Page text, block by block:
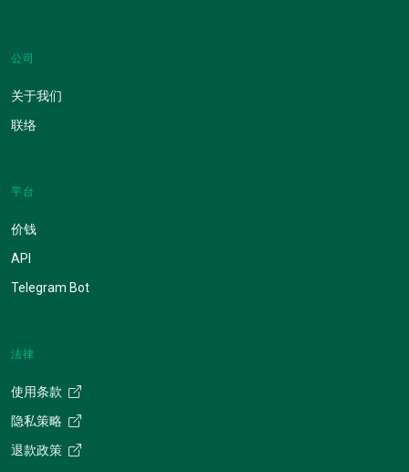
公司
关于我们
联络
平台
价钱
API
Telegram Bot
法律
使用条款
隐私策略
退款政策